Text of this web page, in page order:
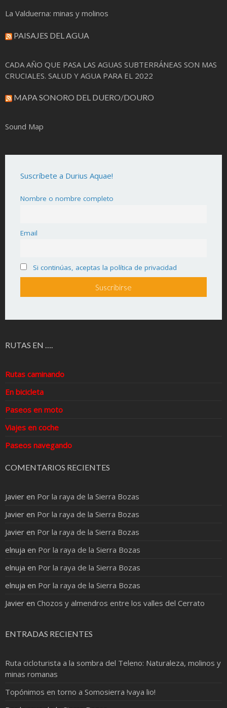
La Valduerna: minas y molinos
PAISAJES DEL AGUA
CADA AÑO QUE PASA LAS AGUAS SUBTERRÁNEAS SON MAS
CRUCIALES. SALUD Y AGUA PARA EL 2022
MAPA SONORO DEL DUERO/DOURO
Sound Map
Suscríbete a Durius Aquae!
Nombre o nombre completo
Email
Si continúas, aceptas la política de privacidad
RUTAS EN ….
Rutas caminando
En bicicleta
Paseos en moto
Viajes en coche
Paseos navegando
COMENTARIOS RECIENTES
Javier en Por la raya de la Sierra Bozas
Javier en Por la raya de la Sierra Bozas
Javier en Por la raya de la Sierra Bozas
elnuja en Por la raya de la Sierra Bozas
elnuja en Por la raya de la Sierra Bozas
elnuja en Por la raya de la Sierra Bozas
Javier en Chozos y almendros entre los valles del Cerrato
ENTRADAS RECIENTES
Ruta cicloturista a la sombra del Teleno: Naturaleza, molinos y
minas romanas
Topónimos en torno a Somosierra !vaya lio!